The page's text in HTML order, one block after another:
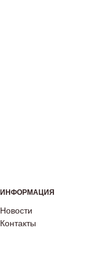
ИНФОРМАЦИЯ
Новости
Контакты